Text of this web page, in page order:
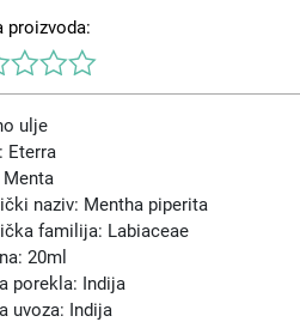
proizvoda:
ulje
Eterra
naziv: Mentha piperita
familija: Labiaceae
20ml
porekla: Indija
uvoza: Indija